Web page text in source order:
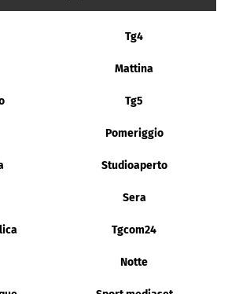
Tg4
Mattina
Tg5
Pomeriggio
Studioaperto
Sera
Tgcom24
Notte